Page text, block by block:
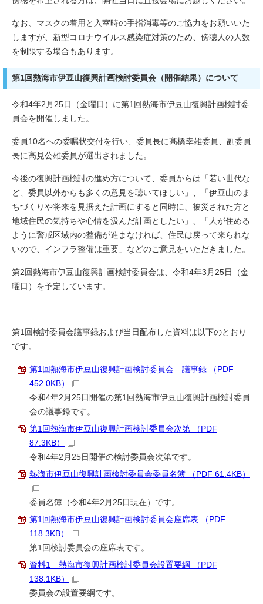
なお、マスクの着用と入室時の手指消毒等のご協力をお願いいた
しますが、新型コロナウイルス感染症対策のため、傍聴人の人数
を制限する場合もあります。
第1回熱海市伊豆山復興計画検討委員会（開催結果）について
令和4年2月25日（金曜日）に第1回熱海市伊豆山復興計画検討委
員会を開催しました。
委員10名への委嘱状交付を行い、委員長に髙橋幸雄委員、副委員
長に高見公雄委員が選出されました。
今後の復興計画検討の進め方について、委員からは「若い世代な
ど、委員以外からも多くの意見を聴いてほしい」、「伊豆山のま
ちづくりや将来を見据えた計画にすると同時に、被災された方と
地域住民の気持ちや心情を汲んだ計画としたい」、「人が住める
ように警戒区域内の整備が進まなければ、住民は戻って来られな
いので、インフラ整備は重要」などのご意見をいただきました。
第2回熱海市伊豆山復興計画検討委員会は、令和4年3月25日（金
曜日）を予定しています。
第1回検討委員会議事録および当日配布した資料は以下のとおり
です。
第1回熱海市伊豆山復興計画検討委員会 議事録 （PDF
452.0KB）
令和4年2月25日開催の第1回熱海市伊豆山復興計画検討委員
会の議事録です。
第1回熱海市伊豆山復興計画検討委員会次第 （PDF
87.3KB）
令和4年2月25日開催の検討委員会次第です。
熱海市伊豆山復興計画検討委員会委員名簿 （PDF 61.4KB）
委員名簿（令和4年2月25日現在）です。
第1回熱海市伊豆山復興計画検討委員会座席表 （PDF
118.3KB）
第1回検討委員会の座席表です。
資料1 熱海市復興計画検討委員会設置要綱 （PDF
138.1KB）
委員会の設置要綱です。